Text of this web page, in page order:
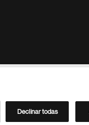
Declinar todas